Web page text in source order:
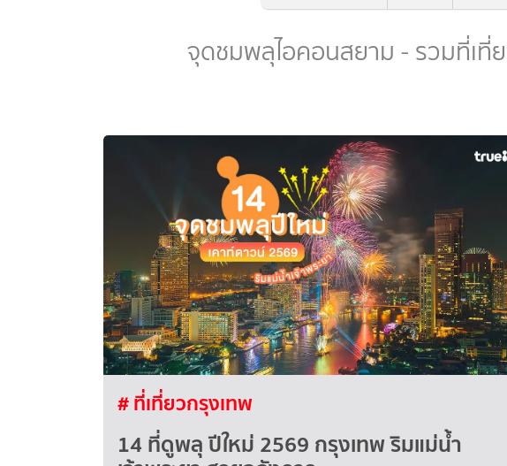
จุดชมพลุไอคอนสยาม - รวมที่เ
# ที่เที่ยวกรุงเทพ
14 ที่ดูพลุ ปีใหม่ 2569 กรุงเทพ ริมแม่น้ำ